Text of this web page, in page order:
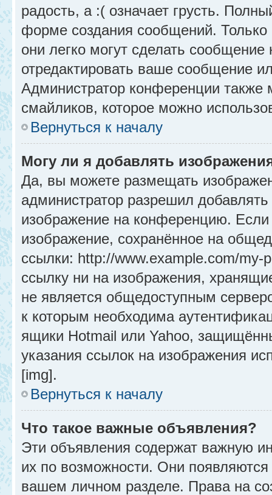
радость, а :( означает грусть.
форме создания сообщений. Только
они легко могут сделать
отредактировать ваше сообщение
Администратор конференции также
смайликов, которое можно
Вернуться к началу
Могу ли я добавлять
Да, вы можете размещать
администратор разрешил
изображение на конференцию.
изображение, сохранённое на
ссылки: http://www.example.com/
ссылку ни на изображения,
не является общедоступным
к которым необходима
ящики Hotmail или Yahoo,
указания ссылок на изображения
[img].
Вернуться к началу
Что такое важные объявления?
Эти объявления содержат важную
их по возможности. Они
вашем личном разделе. Права на